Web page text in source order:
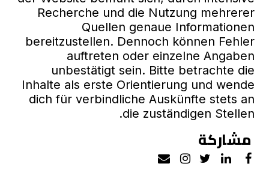
Recherche und die Nutzung mehrerer
Quellen genaue Informationen
bereitzustellen. Dennoch können Fehler
auftreten oder einzelne Angaben
unbestätigt sein. Bitte betrachte die
Inhalte als erste Orientierung und wende
dich für verbindliche Auskünfte stets an
die zuständigen Stellen.
مشاركة